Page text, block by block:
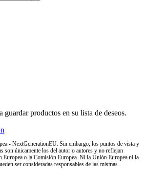
guardar productos en su lista de deseos.
- NextGenerationEU. Sin embargo, los puntos de vista y
son únicamente los del autor o autores y no reflejan
Europea o la Comisión Europea. Ni la Unión Europea ni la
ser consideradas responsables de las mismas